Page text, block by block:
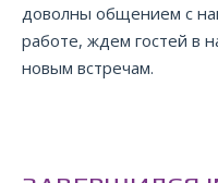
доволны общением с
работе, ждем гостей в
новым встречам.